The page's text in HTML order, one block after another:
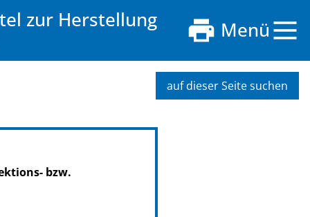
zur Herstellung
Menü
auf dieser Seite suchen
bzw.